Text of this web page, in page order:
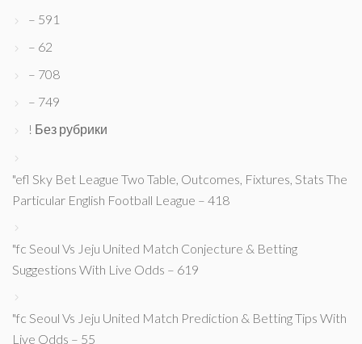
– 591
– 62
– 708
– 749
! Без рубрики
"efl Sky Bet League Two Table, Outcomes, Fixtures, Stats The
Particular English Football League – 418
"fc Seoul Vs Jeju United Match Conjecture & Betting
Suggestions With Live Odds – 619
"fc Seoul Vs Jeju United Match Prediction & Betting Tips With
Live Odds – 55